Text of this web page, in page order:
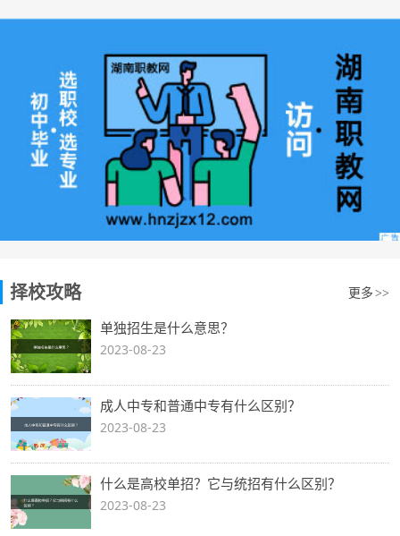
择校攻略 更多 >>
单独招生是什么意思？
2023-08-23
成人中专和普通中专有什么区别？
2023-08-23
什么是高校单招？它与统招有什么区别？
2023-08-23